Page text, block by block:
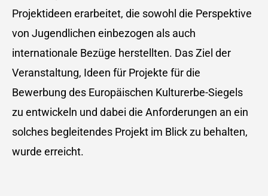
Projektideen erarbeitet, die sowohl die Perspektive
von Jugendlichen einbezogen als auch
internationale Bezüge herstellten. Das Ziel der
Veranstaltung, Ideen für Projekte für die
Bewerbung des Europäischen Kulturerbe-Siegels
zu entwickeln und dabei die Anforderungen an ein
solches begleitendes Projekt im Blick zu behalten,
wurde erreicht.